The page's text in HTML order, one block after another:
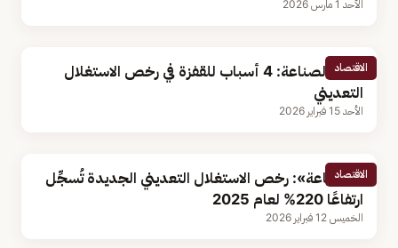
الأحد 1 مارس 2026
الاقتصاد
وكيل الصناعة: 4 أسباب للقفزة في رخص الاستغلال
التعديني
الأحد 15 فبراير 2026
الاقتصاد
«الصناعة»: رخص الاستغلال التعديني الجديدة تُسجِّل
ارتفاعًا 220% لعام 2025
الخميس 12 فبراير 2026